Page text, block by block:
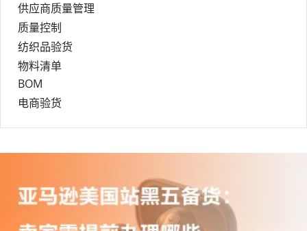
供应商质量管理
质量控制
纺织品验货
物料清单
BOM
电商验货